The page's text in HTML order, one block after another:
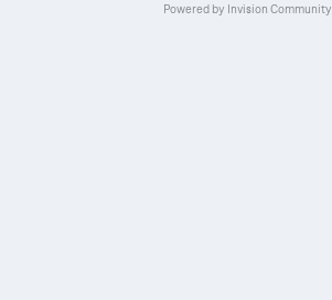
Powered by Invision Community